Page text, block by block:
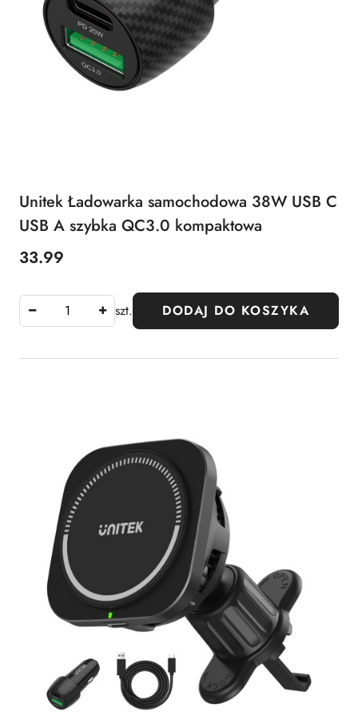
Unitek Ładowarka samochodowa 38W USB C
USB A szybka QC3.0 kompaktowa
Cena:
33.99
szt. DODAJ DO KOSZYKA